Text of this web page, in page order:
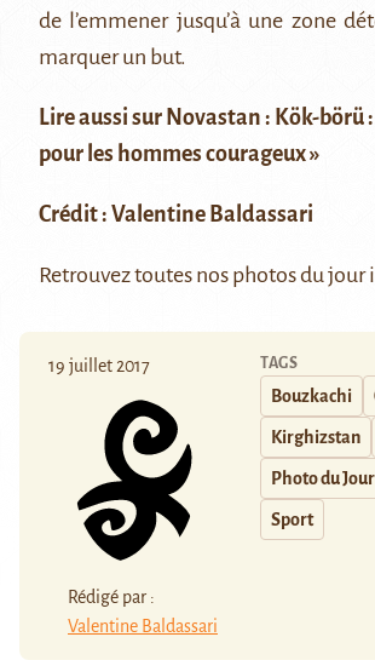
de l’emmener jusqu’à une zone
marquer un but.
Lire aussi sur Novastan : Kök-börü
pour les hommes courageux »
Crédit : Valentine Baldassari
Retrouvez toutes nos photos du jour
19 juillet 2017
Rédigé par :
Valentine Baldassari
TAGS
Bouzkachi
Kirghizstan
Photo du Jour
Sport